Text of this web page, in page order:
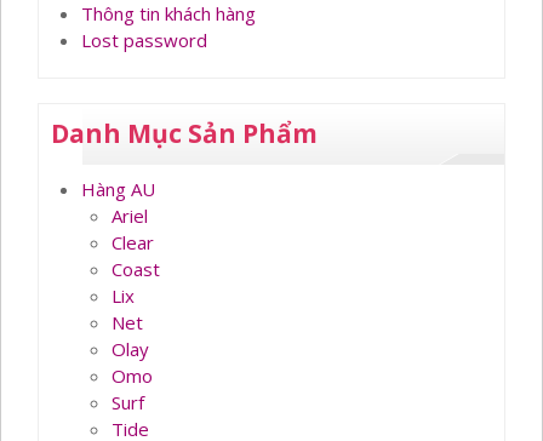
Thông tin khách hàng
Lost password
Danh Mục Sản Phẩm
Hàng AU
Ariel
Clear
Coast
Lix
Net
Olay
Omo
Surf
Tide